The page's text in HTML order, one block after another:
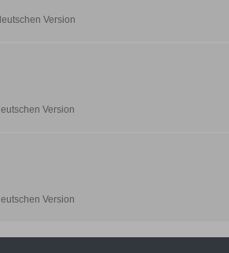
Version
Version
Version